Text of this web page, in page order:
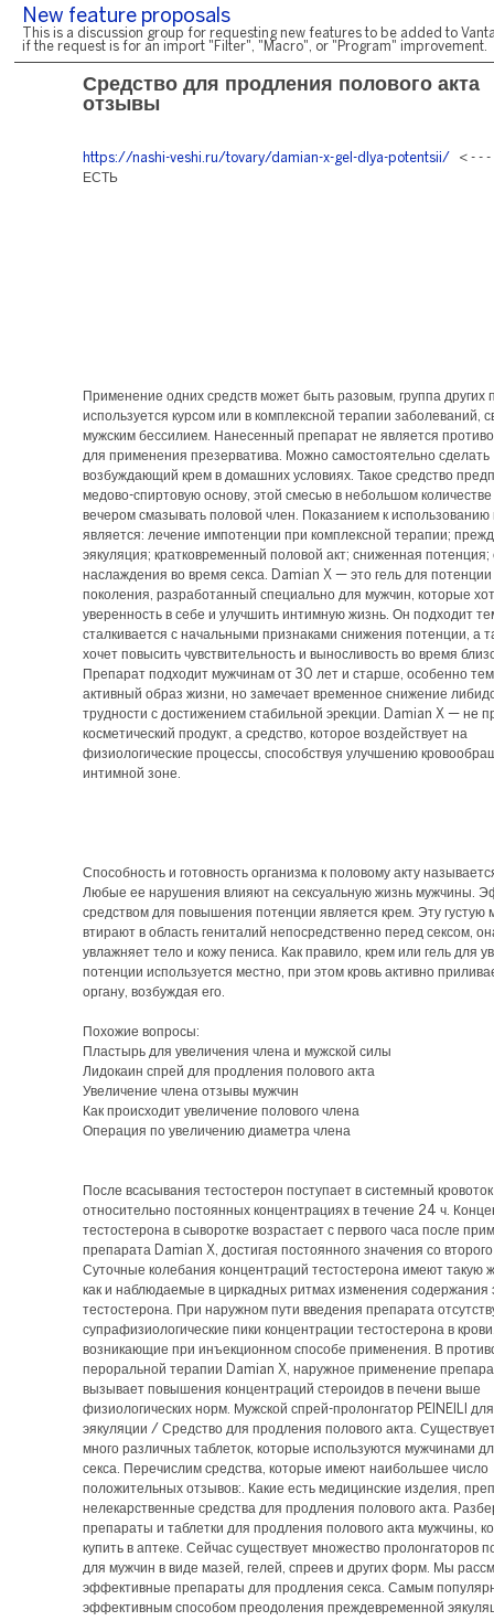
New feature proposals
This is a discussion group for requesting new features to be added to
if the request is for an import "Filter", "Macro", or "Program" improvement.
Средство для продления полового акта
отзывы
https://nashi-veshi.ru/tovary/damian-x-gel-dlya-potentsii/ < - -
ЕСТЬ
Применение одних средств может быть разовым, группа других
используется курсом или в комплексной терапии заболеваний,
мужским бессилием. Нанесенный препарат не является
для применения презерватива. Можно самостоятельно сделать
возбуждающий крем в домашних условиях. Такое средство
медово-спиртовую основу, этой смесью в небольшом количестве
вечером смазывать половой член. Показанием к использованию
является: лечение импотенции при комплексной терапии;
эякуляция; кратковременный половой акт; сниженная потенция;
наслаждения во время секса. Damian X — это гель для потенции
поколения, разработанный специально для мужчин, которые
уверенность в себе и улучшить интимную жизнь. Он подходит
сталкивается с начальными признаками снижения потенции, а
хочет повысить чувствительность и выносливость во время
Препарат подходит мужчинам от 30 лет и старше, особенно
активный образ жизни, но замечает временное снижение
трудности с достижением стабильной эрекции. Damian X — не
косметический продукт, а средство, которое воздействует на
физиологические процессы, способствуя улучшению
интимной зоне.
Способность и готовность организма к половому акту
Любые ее нарушения влияют на сексуальную жизнь мужчины.
средством для повышения потенции является крем. Эту густую
втирают в область гениталий непосредственно перед сексом,
увлажняет тело и кожу пениса. Как правило, крем или гель для
потенции используется местно, при этом кровь активно
органу, возбуждая его.
Похожие вопросы:
Пластырь для увеличения члена и мужской силы
Лидокаин спрей для продления полового акта
Увеличение члена отзывы мужчин
Как происходит увеличение полового члена
Операция по увеличению диаметра члена
После всасывания тестостерон поступает в системный кровоток
относительно постоянных концентрациях в течение 24 ч.
тестостерона в сыворотке возрастает с первого часа после
препарата Damian X, достигая постоянного значения со
Суточные колебания концентраций тестостерона имеют такую
как и наблюдаемые в циркадных ритмах изменения содержания
тестостерона. При наружном пути введения препарата
супрафизиологические пики концентрации тестостерона в
возникающие при инъекционном способе применения. В
пероральной терапии Damian X, наружное применение
вызывает повышения концентраций стероидов в печени выше
физиологических норм. Мужской спрей-пролонгатор PEINEILI
эякуляции / Средство для продления полового акта.
много различных таблеток, которые используются мужчинами
секса. Перечислим средства, которые имеют наибольшее число
положительных отзывов:. Какие есть медицинские изделия,
нелекарственные средства для продления полового акта.
препараты и таблетки для продления полового акта мужчины,
купить в аптеке. Сейчас существует множество пролонгаторов
для мужчин в виде мазей, гелей, спреев и других форм. Мы
эффективные препараты для продления секса. Самым
эффективным способом преодоления преждевременной